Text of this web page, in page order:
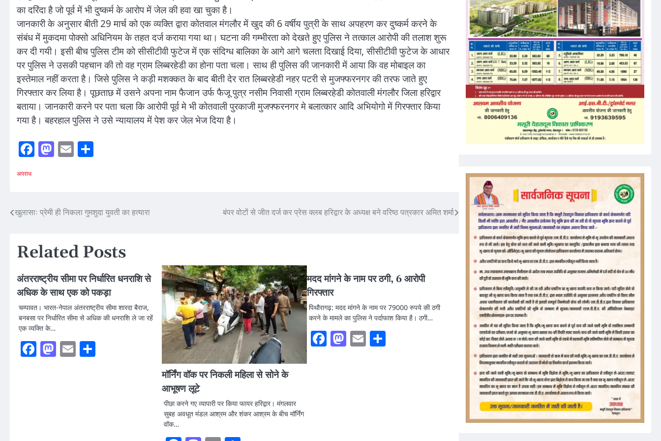
का दरिंदा है जो पूर्व में भी दुष्कर्म के आरोप में जेल की हवा खा चुका है।
जानकारी के अनुसार बीती 29 मार्च को एक व्यक्ति द्वारा कोतवाल मंगलौर में खुद की 6 वर्षीय पुत्री के साथ अपहरण कर दुष्कर्म करने के
संबंध में मुकदमा पोक्सो अधिनियम के तहत दर्ज कराया गया था। घटना की गम्भीरता को देखते हुए पुलिस ने तत्काल आरोपी की तलाश शुरू
कर दी गयी। इसी बीच पुलिस टीम को सीसीटीवी फुटेज में एक संदिग्ध बालिका के आगे आगे चलता दिखाई दिया, सीसीटीवी फुटेज के आधार
पर पुलिस ने उसकी पहचान की तो वह ग्राम लिब्बरहेडी का होना पता चला। साथ ही पुलिस की जानकारी में आया कि वह मोबाइल का
इस्तेमाल नहीं करता है। जिसे पुलिस ने कड़ी मशक्कत के बाद बीती देर रात लिब्बरहेडी नहर पटरी से मुजफ्फरनगर की तरफ जाते हुए
गिरफ्तार कर लिया है। पूछताछ में उसने अपना नाम फैजान उर्फ फैजू पुत्र नसीम निवासी ग्राम लिब्बरहेडी कोतवाली मंगलौर जिला हरिद्वार
बताया। जानकारी करने पर पता चला कि आरोपी पूर्व मे भी कोतवाली पुरकाजी मुजफ्फरनगर मे बलात्कार आदि अभियोगो में गिरफ्तार किया
गया है। बहरहाल पुलिस ने उसे न्यायालय में पेश कर जेल भेज दिया है।
Facebook
Mastodon
Email
अपराध
Post
खुलासाः प्रेमी ही निकला गुमशुदा युवती का हत्यारा बंपर वोटों से जीत दर्ज कर प्रेस क्लब हरिद्वार के अध्यक्ष बने वरिष्ठ पत्रकार अमित शर्मा
Related Posts
अंतरराष्ट्रीय सीमा पर निर्धारित धनराशि से
अधिक के साथ एक को पकड़ा
चम्पावत। भारत-नेपाल अंतरराष्ट्रीय सीमा शारदा बैराज,
बनबसा पर निर्धारित सीमा से अधिक की धनराशि ले जा रहें
एक व्यक्ति के…
Facebook
Mastodon
Email
मॉर्निंग वॉक पर निकली महिला से सोने के
आभूषण लूटे
पीछा करने गए व्यापारी पर किया फायर हरिद्वार। मंगलवार
सुबह अवधूत मंडल आश्रम और शंकर आश्रम के बीच मॉर्निंग
वॉक…
मदद मांगने के नाम पर ठगी, 6 आरोपी
गिरफ्तार
पिथौरागढ़: मदद मांगने के नाम पर 79000 रुपये की ठगी
करने के मामले का पुलिस ने पर्दाफाश किया है। ठगी…
Facebook
Mastodon
Email